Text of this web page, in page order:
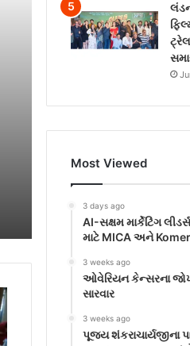
Most Viewed
3 days ago
AI-સક્ષમ માર્કેટિંગ
માટે MICA અને
3 weeks ago
ઓવેરિયન કેન્સરના
સારવાર
3 weeks ago
પૂજ્ય શંકરાચાર્યજીના